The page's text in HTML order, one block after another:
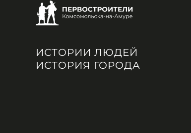
ИСТОРИИ ЛЮДЕЙ
ИСТОРИЯ ГОРОДА